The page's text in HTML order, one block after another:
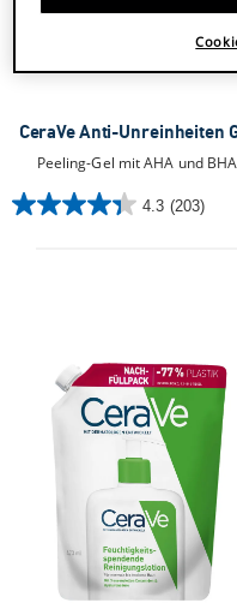
CeraVe Anti-Unreinheiten
Peeling-Gel mit AHA und BHA
4.3 (203)
4.3